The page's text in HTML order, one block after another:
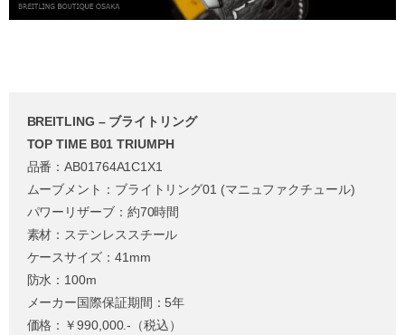
BREITLING – ブライトリング
TOP TIME B01 TRIUMPH
品番：AB01764A1C1X1
ムーブメント：ブライトリング01 (マニュファクチュール)
パワーリザーブ：約70時間
素材：ステンレススチール
ケースサイズ：41mm
防水：100m
メーカー国際保証期間：5年
価格：￥990,000.-（税込）